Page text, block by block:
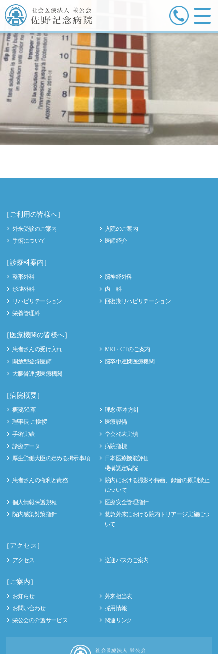
［ご利用の皆様へ］
外来受診のご案内
入院のご案内
手術について
医師紹介
［診療科案内］
整形外科
脳神経外科
形成外科
内 科
リハビリテーション
回復期リハビリテーション
栄養管理科
［医療機関の皆様へ］
患者さんの受け入れ
MRI・CT のご案内
開放型登録医師
脳卒中連携医療機関
大腿骨連携医療機関
［病院概要］
概要/沿革
理念/基本方針
理事長 ご挨拶
医療設備
手術実績
学会発表実績
診療データ
病院指標
厚生労働大臣の定める掲示事項
日本医療機能評価
機構認定病院
患者さんの権利と責務
院内における撮影や録画、録音の原則禁止
について
個人情報保護規程
医療安全管理指針
院内感染対策指針
救急外来における院内トリアージ実施につ
いて
［アクセス］
アクセス 送迎バスのご案内
［ご案内］
お知らせ
外来担当表
お問い合わせ
採用情報
栄公会の介護サービス
関連リンク